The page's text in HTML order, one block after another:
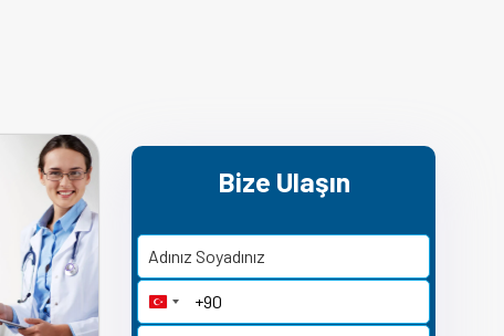
Bize Ulaşın
Turkey +90